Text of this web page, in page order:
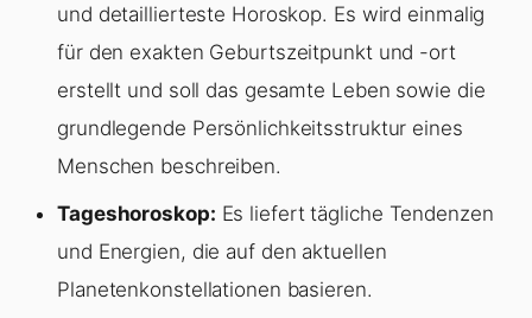
und detaillierteste Horoskop. Es wird einmalig
für den exakten Geburtszeitpunkt und -ort
erstellt und soll das gesamte Leben sowie die
grundlegende Persönlichkeitsstruktur eines
Menschen beschreiben.
Tageshoroskop: Es liefert tägliche Tendenzen
und Energien, die auf den aktuellen
Planetenkonstellationen basieren.